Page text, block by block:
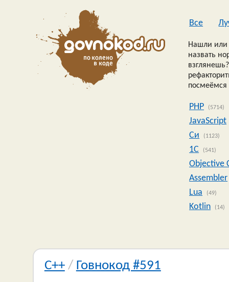
Все
Нашли или
назвать
посмеёмся
PHP (5714)
JavaScript
Си
(1123)
1C (541)
Objective
Assembler
Lua
(49)
Kotlin (14)
C++/ Говнокод #591